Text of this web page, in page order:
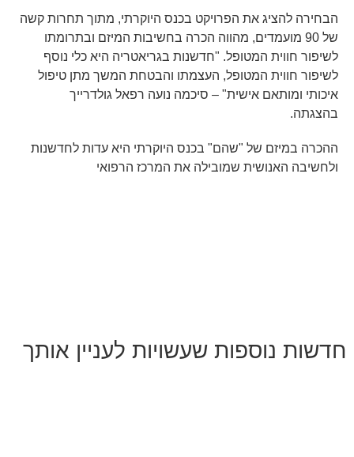
הבחירה להציג את הפרויקט בכנס היוקרתי, מתוך תחרות קשה
של 90 מועמדים, מהווה הכרה בחשיבות המיזם ובתרומתו
לשיפור חווית המטופל. "חדשנות בגריאטריה היא כלי נוסף
לשיפור חווית המטופל, העצמתו והבטחת המשך מתן טיפול
איכותי ומותאם אישית" – סיכמה נועה רפאל גולדרייך
בהצגתה.
ההכרה במיזם של "שהם" בכנס היוקרתי היא עדות לחדשנות
ולחשיבה האנושית שמובילה את המרכז הרפואי
חדשות נוספות שעשויות לעניין אותך